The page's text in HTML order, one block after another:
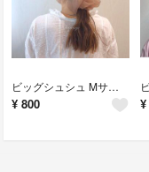
ビッグシュシュ Mサイズ / ココア
¥ 800 ¥